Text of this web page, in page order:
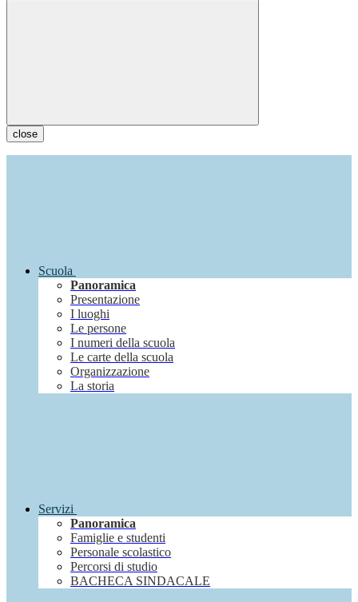
close
Scuola
Panoramica
Presentazione
I luoghi
Le persone
I numeri della scuola
Le carte della scuola
Organizzazione
La storia
Servizi
Panoramica
Famiglie e studenti
Personale scolastico
Percorsi di studio
BACHECA SINDACALE